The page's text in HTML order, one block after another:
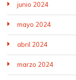
junio 2024
mayo 2024
abril 2024
marzo 2024